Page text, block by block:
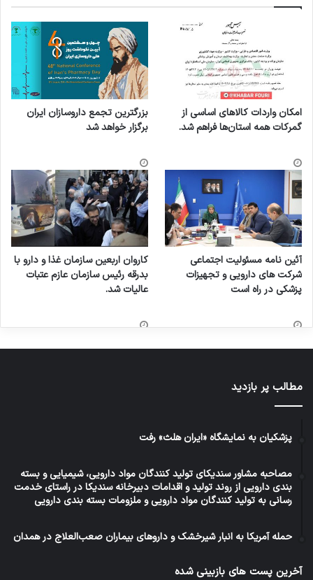
امکان واردات کالاهای اساسی از
گمرکات همه استان‌ها فراهم شد.
بزرگترین تجمع داروسازان ایران
برگزار خواهد شد
آئین نامه مسئولیت اجتماعی
شرکت های دارویی و تجهیزات
پزشکی در راه است
کاروان اربعین سازمان غذا و دارو با
بدرقه رئیس سازمان عازم عتبات
عالیات شد.
مطالب پر بازدید
پزشکیان به نمایشگاه «ایران هلث» رفت
مصاحبه مشاور سندیکای تولید کنندگان مواد دارویی، شیمیایی و بسته
بندی دارویی از روند تولید و اقدامات دبیرخانه سندیکا در راستای خدمت
رسانی به تولید کنندگان مواد دارویی و ملزومات بسته بندی دارویی
حمله آمریکا به انبار شیرخشک و داروهای بیماران صعب‌العلاج در همدان
آخرین پست های بازبینی شده